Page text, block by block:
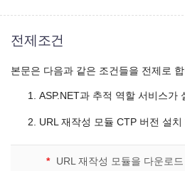
전제조건
본문은 다음과 같은 조건들을 전제로
ASP.NET과 추적 역할 서비스가
URL 재작성 모듈 CTP 버전 설치
* URL 재작성 모듈을 다운로